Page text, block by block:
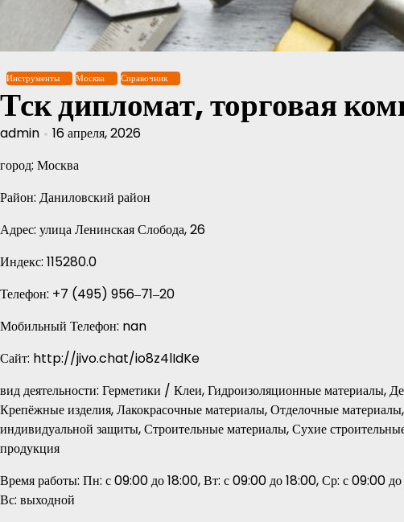
содержимому
Инструменты Москва Справочник
Тск дипломат, торговая
admin
16 апреля, 2026
город: Москва
Район: Даниловский район
Адрес: улица Ленинская Слобода, 26
Индекс: 115280.0
Телефон: +7 (495) 956‒71‒20
Мобильный Телефон: nan
Сайт: http://jivo.chat/io8z4lIdKe
вид деятельности: Герметики / Клеи, Гидроизоляционные
Крепёжные изделия, Лакокрасочные материалы, Отделочные
индивидуальной защиты, Строительные материалы, Сухие
продукция
Время работы: Пн: с 09:00 до 18:00, Вт: с 09:00 до 18:00, Ср: с 09:00
Вс: выходной